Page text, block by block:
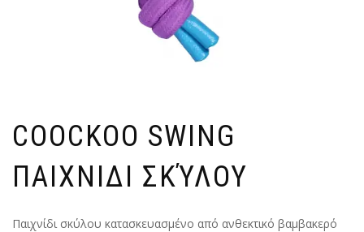
COOCKOO SWING
ΠΑΙΧΝΙΔΙ ΣΚΎΛΟΥ
Παιχνίδι σκύλου κατασκευασμένο από ανθεκτικό βαμβακερό